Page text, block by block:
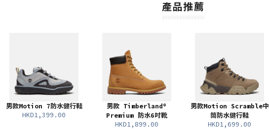
產品推薦
男款Motion 7防水健行鞋
HKD1,399.00
男款 Timberland®
Premium 防水6吋靴
HKD1,899.00
男款Motion Scramble中
筒防水健行鞋
HKD1,699.00